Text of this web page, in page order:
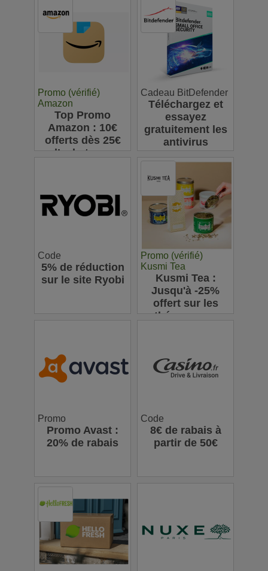
vos achats en
ligne : jusqu'à
63€
Promo (vérifié)
Amazon
Top Promo
Amazon : 10€
offerts dès 25€
d’achats sur
Cadeau BitDefender
Téléchargez et
essayez
gratuitement les
antivirus
Code
5% de réduction
sur le site Ryobi
Promo (vérifié)
Kusmi Tea
Kusmi Tea :
Jusqu'à -25%
offert sur les
thés en vrac
Promo
Promo Avast :
20% de rabais
Code
8€ de rabais à
partir de 50€